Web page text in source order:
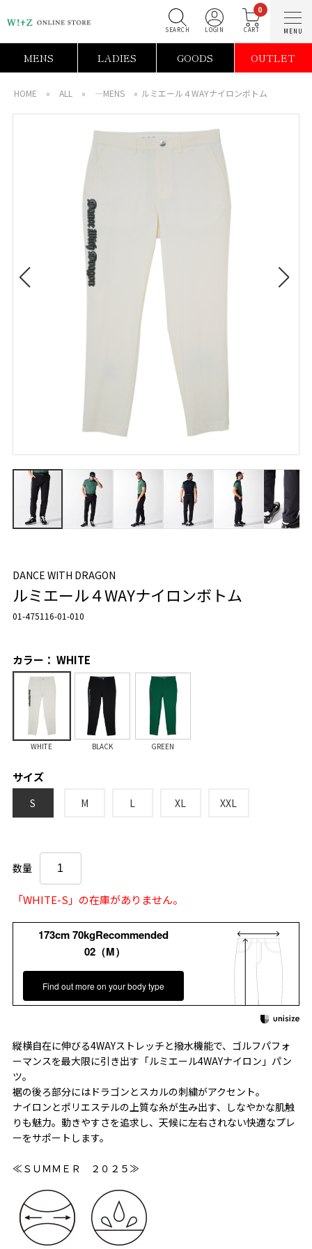
0
MENS LADIES GOODS OUTLET
HOME » ALL » ―MENS » ルミエール４WAYナイロンボトム
DANCE WITH DRAGON
ルミエール４WAYナイロンボトム
01-475116-01-010
カラー： WHITE
WHITE BLACK GREEN
サイズ
S M L XL XXL
数量
「WHITE-S」の在庫がありません。
173cm 70kgRecommended
02（M）
Find out more on your body type
縦横自在に伸びる4WAYストレッチと撥水機能で、ゴルフパフォ
ーマンスを最大限に引き出す「ルミエール4WAYナイロン」パン
ツ。
裾の後ろ部分にはドラゴンとスカルの刺繍がアクセント。
ナイロンとポリエステルの上質な糸が生み出す、しなやかな肌触
りも魅力。動きやすさを追求し、天候に左右されない快適なプレ
ーをサポートします。
≪ＳＵＭＭＥＲ ２０２５≫